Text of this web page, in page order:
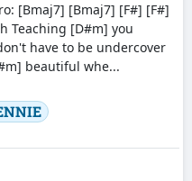
[Bmaj7] [Bmaj7] [F#] [F#]
Teaching [D#m] you
have to be undercover
beautiful whe...